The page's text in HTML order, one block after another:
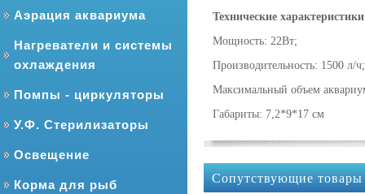
Аэрация аквариума
Нагреватели и системы
охлаждения
Помпы - циркуляторы
У.Ф. Стерилизаторы
Освещение
Корма для рыб
Технические
Мощность: 22Вт;
Производительность: 1500 л/ч;
Максимальный объем
Габариты: 7,2*9*17 см
Сопутствующие товары